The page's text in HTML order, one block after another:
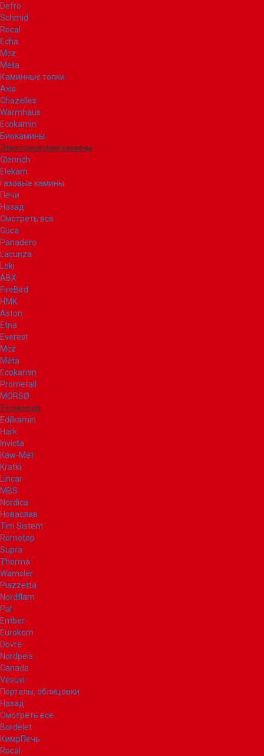
Defro
Schmid
Rocal
Echa
Mcz
Meta
Каминные топки
Axis
Chazelles
Warmhaus
Ecokamin
Биокамины
Электрические камины
Glenrich
Elekam
Газовые камины
Печи
Назад
Смотреть все
Guca
Panadero
Lacunza
Loki
ABX
FireBird
НМК
Aston
Etna
Everest
Mcz
Meta
Ecokamin
Prometall
MORSØ
Термофор
Edilkamin
Hark
Invicta
Kaw-Met
Kratki
Lincar
MBS
Nordica
Новаслав
Tim Sistem
Romotop
Supra
Thorma
Wamsler
Piazzetta
Nordflam
Pal
Ember
Eurokom
Dovre
Nordpeis
Canada
Vesuvi
Порталы, облицовки
Назад
Смотреть все
Bordelet
КимрПечь
Rocal